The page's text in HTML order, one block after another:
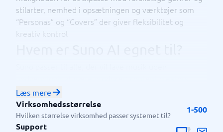
stilarter, nemhed i opsætningen og værktøjer som
“Personas” og “Covers” der giver fleksibilitet og
kreativ kontrol
marketingfolk, undervisere, indie-kunstnere og alle
med brug for jingler, podkasttemaer, baggrundsmusik
eller content til sociale medier. Det er også nyttigt for
dem, der ønsker at eksperimentere med lyd, remix
Læs mere
Virksomhedsstørrelse
Hvilken størrelse virksomhed passer systemet til?
1-500
Support